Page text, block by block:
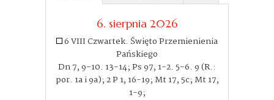
6. sierpnia 2026
6 VIII Czwartek. Święto Przemienienia
Pańskiego
Dn 7, 9-10. 13-14; Ps 97, 1-2. 5-6. 9 (R.:
por. 1a i 9a); 2 P 1, 16-19; Mt 17, 5c; Mt 17,
1-9;